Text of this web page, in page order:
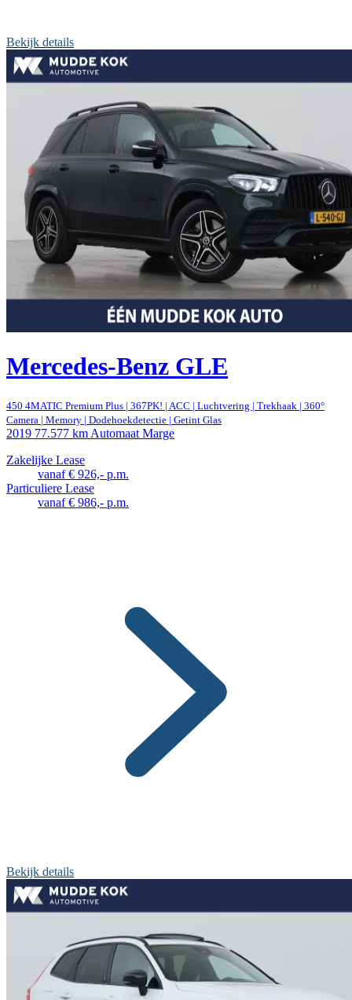
Bekijk details
Mercedes-Benz GLE
450 4MATIC Premium Plus | 367PK! | ACC | Luchtvering | Trekhaak | 360°
Camera | Memory | Dodehoekdetectie | Getint Glas
2019 77.577 km Automaat Marge
Zakelijke Lease
vanaf € 926,- p.m.
Particuliere Lease
vanaf € 986,- p.m.
Bekijk details